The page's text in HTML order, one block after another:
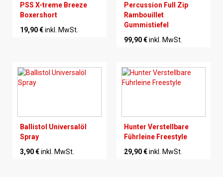
PSS X-treme Breeze
Boxershort
19,90 €inkl. MwSt.
Percussion Full Zip
Rambouillet
Gummistiefel
99,90 €inkl. MwSt.
Ballistol Universalöl
Spray
3,90 €inkl. MwSt.
Hunter Verstellbare
Führleine Freestyle
29,90 €inkl. MwSt.